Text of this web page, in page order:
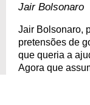
Jair Bolsonaro
Jair Bolsonaro,
pretensões de
que queria a
Agora que